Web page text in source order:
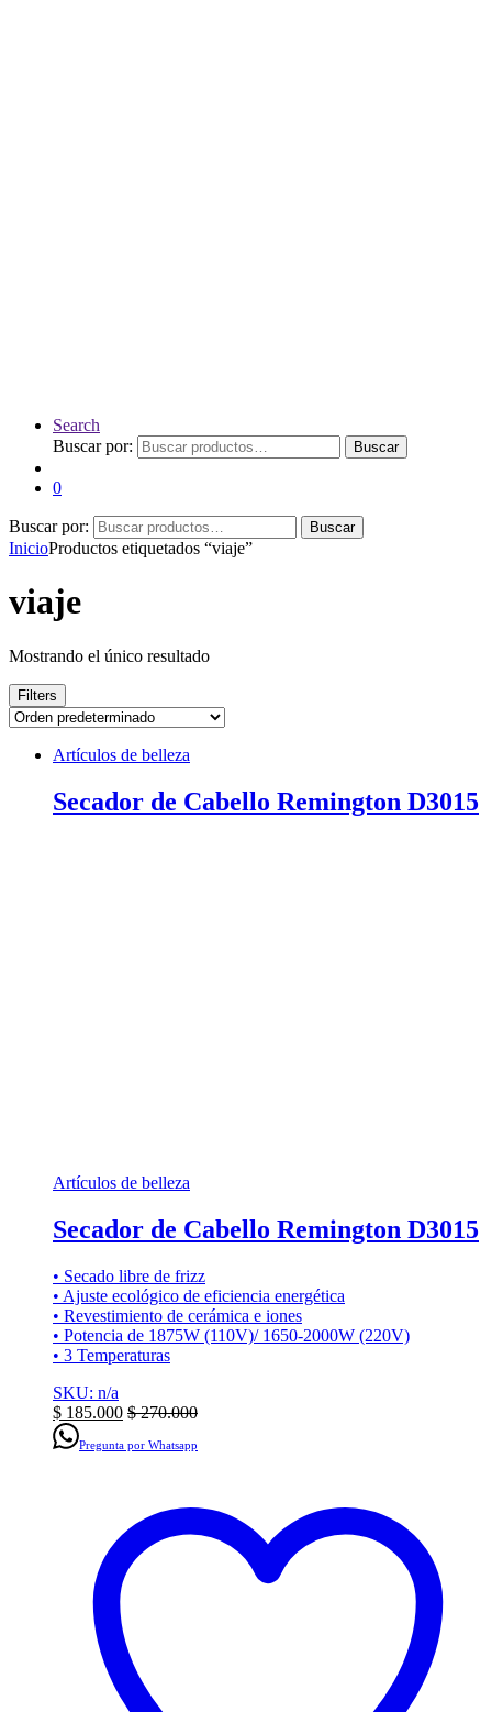
Search
Buscar por:
Buscar
0
Buscar por: Buscar
InicioProductos etiquetados “viaje”
viaje
Mostrando el único resultado
Filters
Artículos de belleza
Secador de Cabello Remington D3015
Artículos de belleza
Secador de Cabello Remington D3015
• Secado libre de frizz
• Ajuste ecológico de eficiencia energética
• Revestimiento de cerámica e iones
• Potencia de 1875W (110V)/ 1650-2000W (220V)
• 3 Temperaturas
SKU: n/a
$ 185.000 $270.000
Pregunta por Whatsapp